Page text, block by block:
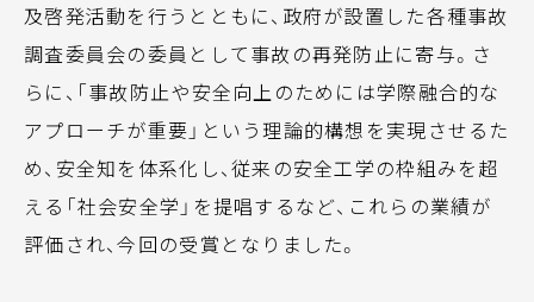
及啓発活動を行うとともに、政府が設置した各種事故
調査委員会の委員として事故の再発防止に寄与。さ
らに、「事故防止や安全向上のためには学際融合的な
アプローチが重要」という理論的構想を実現させるた
め、安全知を体系化し、従来の安全工学の枠組みを超
える「社会安全学」を提唱するなど、これらの業績が
評価され、今回の受賞となりました。